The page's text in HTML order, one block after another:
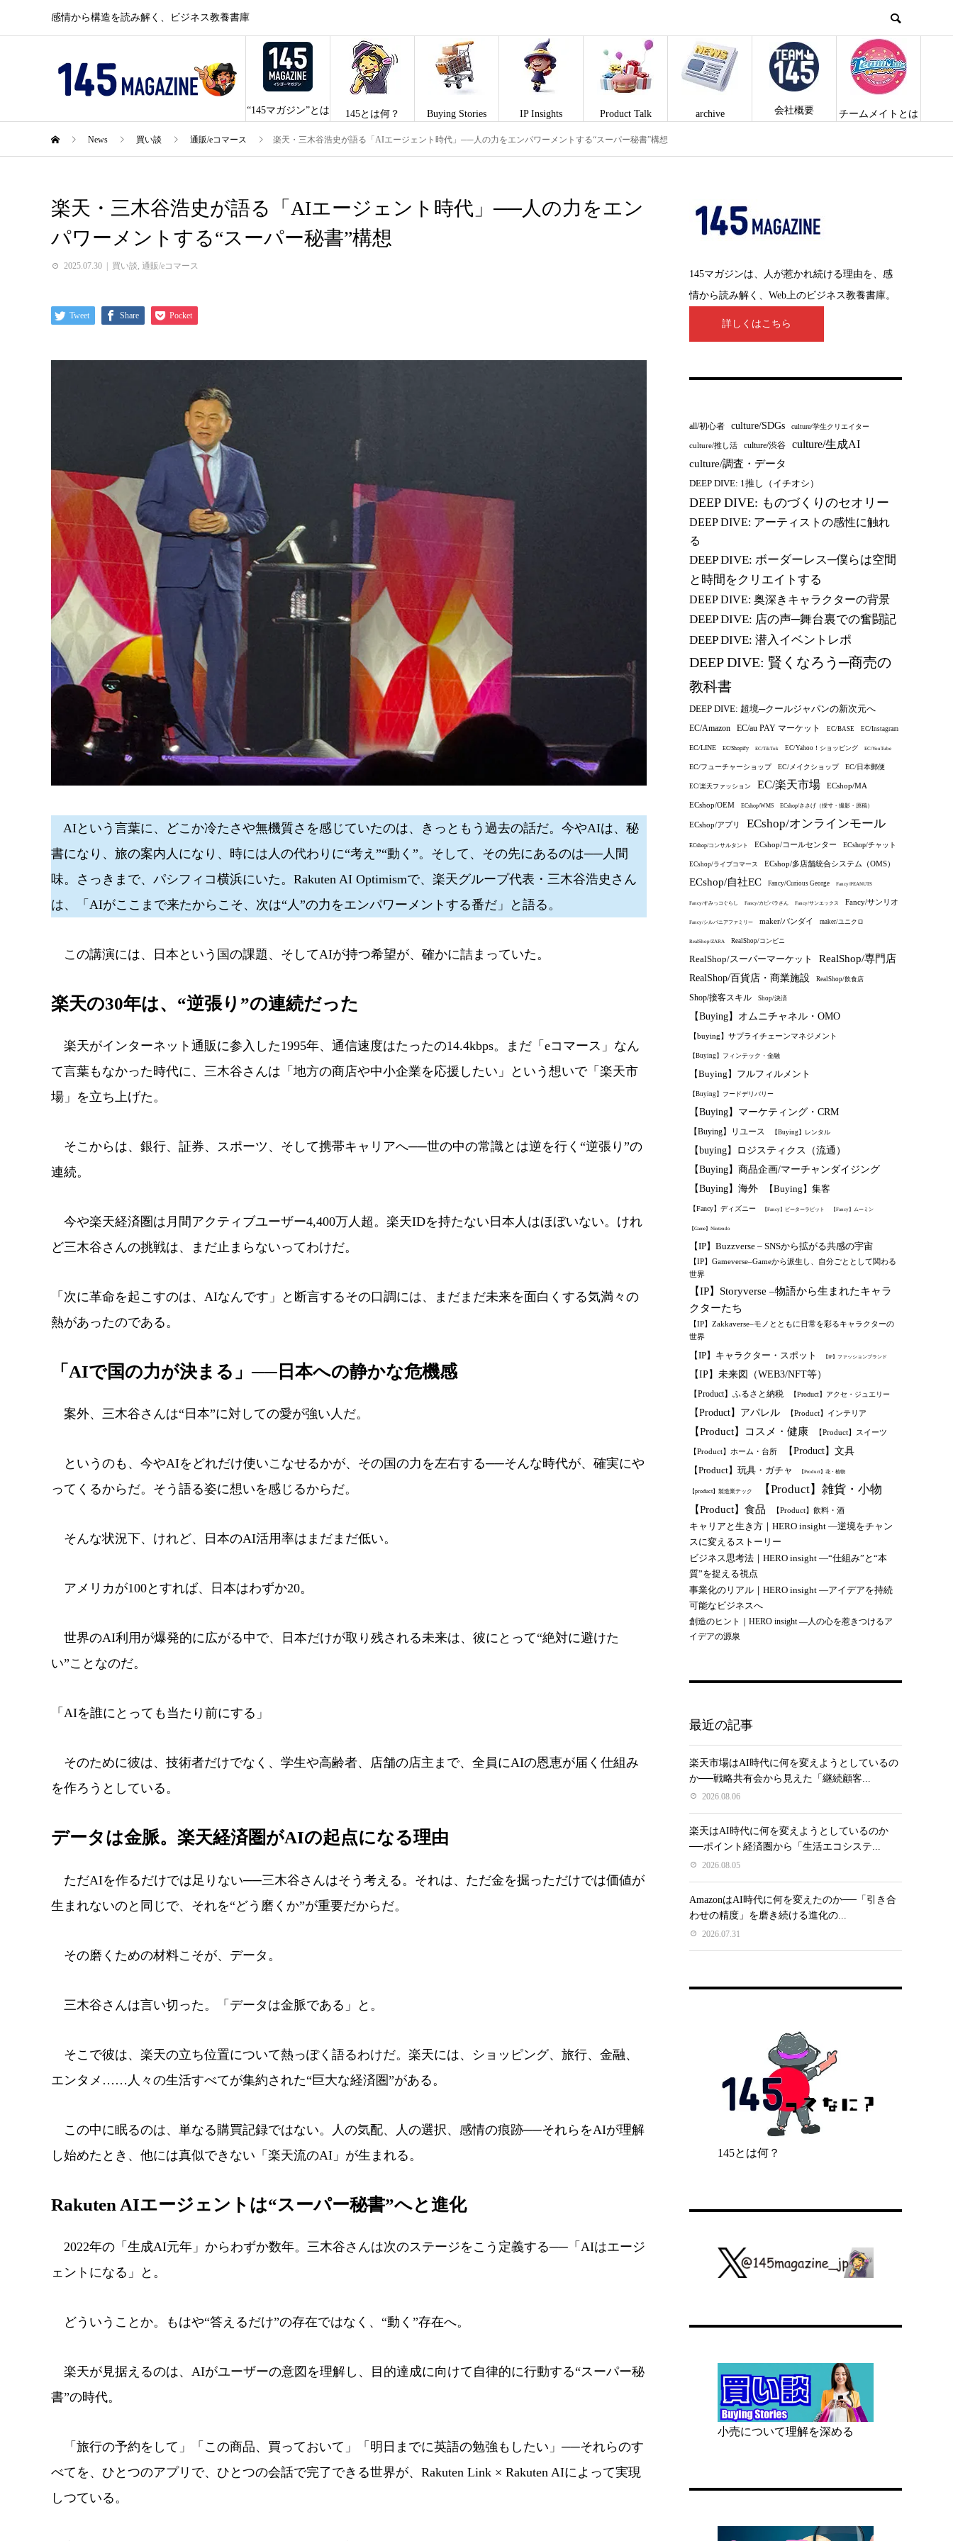
感情から構造を読み解く、ビジネス教養書庫
“145マガジン”とは 145とは何？ Buying Stories IP Insights Product Talk archive 会社概要 チームメイトとは
News 買い談 通販/eコマース 楽天・三木谷浩史が語る「AIエージェント時代」──人の力をエンパワーメントする“スーパー秘書”構想
楽天・三木谷浩史が語る「AIエージェント時代」──人の力をエン
パワーメントする“スーパー秘書”構想
2025.07.30 買い談, 通販/eコマース
Tweet Share Pocket
AIという言葉に、どこか冷たさや無機質さを感じていたのは、きっともう過去の話だ。今やAIは、秘
書になり、旅の案内人になり、時には人の代わりに“考え”“動く”。そして、その先にあるのは──人間
味。さっきまで、パシフィコ横浜にいた。Rakuten AI Optimismで、楽天グループ代表・三木谷浩史さん
は、「AIがここまで来たからこそ、次は“人”の力をエンパワーメントする番だ」と語る。
この講演には、日本という国の課題、そしてAIが持つ希望が、確かに詰まっていた。
楽天の30年は、“逆張り”の連続だった
楽天がインターネット通販に参入した1995年、通信速度はたったの14.4kbps。まだ「eコマース」なん
て言葉もなかった時代に、三木谷さんは「地方の商店や中小企業を応援したい」という想いで「楽天市
場」を立ち上げた。
そこからは、銀行、証券、スポーツ、そして携帯キャリアへ──世の中の常識とは逆を行く“逆張り”の
連続。
今や楽天経済圏は月間アクティブユーザー4,400万人超。楽天IDを持たない日本人はほぼいない。けれ
ど三木谷さんの挑戦は、まだ止まらないってわけだ。
「次に革命を起こすのは、AIなんです」と断言するその口調には、まだまだ未来を面白くする気満々の
熱があったのである。
「AIで国の力が決まる」──日本への静かな危機感
案外、三木谷さんは“日本”に対しての愛が強い人だ。
というのも、今やAIをどれだけ使いこなせるかが、その国の力を左右する──そんな時代が、確実にや
ってくるからだ。そう語る姿に想いを感じるからだ。
そんな状況下、けれど、日本のAI活用率はまだまだ低い。
アメリカが100とすれば、日本はわずか20。
世界のAI利用が爆発的に広がる中で、日本だけが取り残される未来は、彼にとって“絶対に避けた
い”ことなのだ。
「AIを誰にとっても当たり前にする」
そのために彼は、技術者だけでなく、学生や高齢者、店舗の店主まで、全員にAIの恩恵が届く仕組み
を作ろうとしている。
データは金脈。楽天経済圏がAIの起点になる理由
ただAIを作るだけでは足りない──三木谷さんはそう考える。それは、ただ金を掘っただけでは価値が
生まれないのと同じで、それを“どう磨くか”が重要だからだ。
その磨くための材料こそが、データ。
三木谷さんは言い切った。「データは金脈である」と。
そこで彼は、楽天の立ち位置について熱っぽく語るわけだ。楽天には、ショッピング、旅行、金融、
エンタメ……人々の生活すべてが集約された“巨大な経済圏”がある。
この中に眠るのは、単なる購買記録ではない。人の気配、人の選択、感情の痕跡──それらをAIが理解
し始めたとき、他には真似できない「楽天流のAI」が生まれる。
Rakuten AIエージェントは“スーパー秘書”へと進化
2022年の「生成AI元年」からわずか数年。三木谷さんは次のステージをこう定義する──「AIはエージ
ェントになる」と。
どういうことか。もはや“答えるだけ”の存在ではなく、“動く”存在へ。
楽天が見据えるのは、AIがユーザーの意図を理解し、目的達成に向けて自律的に行動する“スーパー秘
書”の時代。
「旅行の予約をして」「この商品、買っておいて」「明日までに英語の勉強もしたい」──それらのす
べてを、ひとつのアプリで、ひとつの会話で完了できる世界が、Rakuten Link × Rakuten AIによって実現
しつている。
145マガジンは、人が惹かれ続ける理由を、感
情から読み解く、Web上のビジネス教養書庫。
詳しくはこちら
all/初心者 culture/SDGs culture/学生クリエイター
culture/推し活 culture/渋谷 culture/生成AI
culture/調査・データ
DEEP DIVE: 1推し（イチオシ）
DEEP DIVE: ものづくりのセオリー
DEEP DIVE: アーティストの感性に触れ
る
DEEP DIVE: ボーダーレス─僕らは空間
と時間をクリエイトする
DEEP DIVE: 奥深きキャラクターの背景
DEEP DIVE: 店の声─舞台裏での奮闘記
DEEP DIVE: 潜入イベントレポ
DEEP DIVE: 賢くなろう─商売の
教科書
DEEP DIVE: 超境─クールジャパンの新次元へ
EC/Amazon EC/au PAY マーケット EC/BASE EC/Instagram
EC/LINE EC/Shopify EC/TikTok EC/Yahoo！ショッピング EC/YouTube
EC/フューチャーショップ EC/メイクショップ EC/日本郵便
EC/楽天ファッション EC/楽天市場 ECshop/MA
ECshop/OEM ECshop/WMS ECshop/ささげ（採寸・撮影・原稿）
ECshop/アプリ ECshop/オンラインモール
ECshop/コンサルタント ECshop/コールセンター ECshop/チャット
ECshop/ライブコマース ECshop/多店舗統合システム（OMS）
ECshop/自社EC Fancy/Curious George Fancy/PEANUTS
Fancy/すみっコぐらし Fancy/カピバラさん Fancy/サンエックス Fancy/サンリオ
Fancy/シルバニアファミリー maker/バンダイ maker/ユニクロ
RealShop/ZARA RealShop/コンビニ
RealShop/スーパーマーケット RealShop/専門店
RealShop/百貨店・商業施設 RealShop/飲食店
Shop/接客スキル Shop/決済
【Buying】オムニチャネル・OMO
【buying】サプライチェーンマネジメント
【Buying】フィンテック・金融
【Buying】フルフィルメント
【Buying】フードデリバリー
【Buying】マーケティング・CRM
【Buying】リユース 【Buying】レンタル
【buying】ロジスティクス（流通）
【Buying】商品企画/マーチャンダイジング
【Buying】海外
【Buying】集客
【Fancy】ディズニー 【Fancy】ピーターラビット 【Fancy】ムーミン
【Game】Nintendo
【IP】Buzzverse – SNSから拡がる共感の宇宙
【IP】Gameverse–Gameから派生し、自分ごととして関わる
世界
【IP】Storyverse –物語から生まれたキャラ
クターたち
【IP】Zakkaverse–モノとともに日常を彩るキャラクターの
世界
【IP】キャラクター・スポット 【IP】ファッションブランド
【IP】未来図（WEB3/NFT等）
【Product】ふるさと納税 【Product】アクセ・ジュエリー
【Product】アパレル 【Product】インテリア
【Product】コスメ・健康 【Product】スイーツ
【Product】ホーム・台所 【Product】文具
【Product】玩具・ガチャ 【Product】花・植物
【product】製造業テック 【Product】雑貨・小物
【Product】食品 【Product】飲料・酒
キャリアと生き方｜HERO insight —逆境をチャン
スに変えるストーリー
ビジネス思考法｜HERO insight —“仕組み”と“本
質”を捉える視点
事業化のリアル｜HERO insight —アイデアを持続
可能なビジネスへ
創造のヒント｜HERO insight —人の心を惹きつけるア
イデアの源泉
最近の記事
楽天市場はAI時代に何を変えようとしているの
か──戦略共有会から見えた「継続顧客...
2026.08.06
楽天はAI時代に何を変えようとしているのか
──ポイント経済圏から「生活エコシステ...
2026.08.05
AmazonはAI時代に何を変えたのか──「引き合
わせの精度」を磨き続ける進化の...
2026.07.31
145とは何？
小売について理解を深める